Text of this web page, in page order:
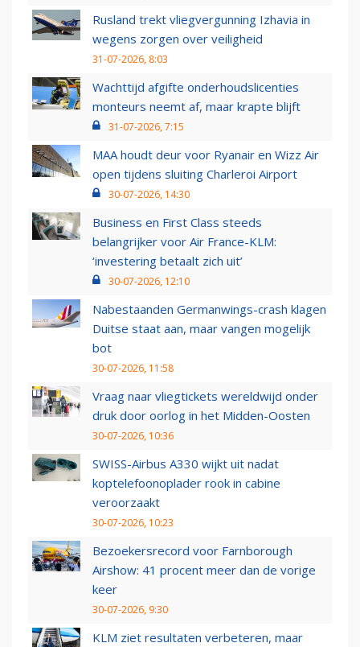
Rusland trekt vliegvergunning Izhavia in
wegens zorgen over veiligheid
31-07-2026, 8:03
Wachttijd afgifte onderhoudslicenties
monteurs neemt af, maar krapte blijft
31-07-2026, 7:15
MAA houdt deur voor Ryanair en Wizz Air
open tijdens sluiting Charleroi Airport
30-07-2026, 14:30
Business en First Class steeds
belangrijker voor Air France-KLM:
‘investering betaalt zich uit’
30-07-2026, 12:10
Nabestaanden Germanwings-crash klagen
Duitse staat aan, maar vangen mogelijk
bot
30-07-2026, 11:58
Vraag naar vliegtickets wereldwijd onder
druk door oorlog in het Midden-Oosten
30-07-2026, 10:36
SWISS-Airbus A330 wijkt uit nadat
koptelefoonoplader rook in cabine
veroorzaakt
30-07-2026, 10:23
Bezoekersrecord voor Farnborough
Airshow: 41 procent meer dan de vorige
keer
30-07-2026, 9:30
KLM ziet resultaten verbeteren, maar